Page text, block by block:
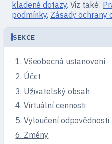
kladené dotazy. Viz také:
podmínky, Zásady ochrany
SEKCE
1. Všeobecná ustanovení
2. Účet
3. Uživatelský obsah
4. Virtuální cennosti
5. Vyloučení odpovědnosti
6. Změny